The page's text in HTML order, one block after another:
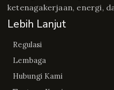
ketenagakerjaan, energi,
Lebih Lanjut
Regulasi
Lembaga
Hubungi Kami